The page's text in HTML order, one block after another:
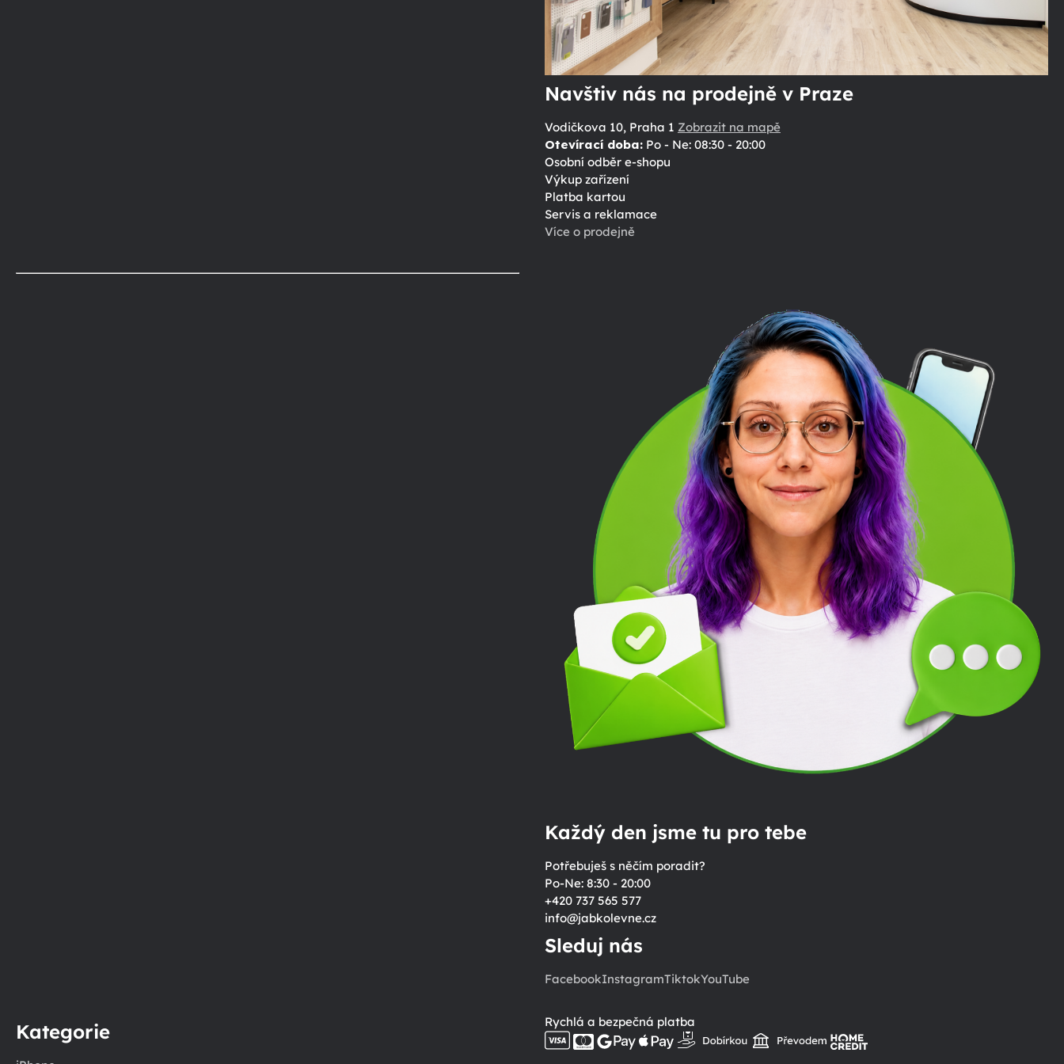
Navštiv nás na prodejně v Praze
Vodičkova 10, Praha 1 Zobrazit na mapě
Otevírací doba:Po - Ne: 08:30 - 20:00
Osobní odběr e-shopu
Výkup zařízení
Platba kartou
Servis a reklamace
Více o prodejně
Každý den jsme tu pro tebe
Potřebuješ s něčím poradit?
Po-Ne: 8:30 - 20:00
+420 737 565 577
info@jabkolevne.cz
Sleduj nás
FacebookInstagramTiktokYouTube
Kategorie Rychlá a bezpečná platba